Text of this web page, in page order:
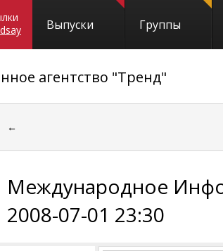
Выпуски Группы
агентство "Тренд"
←
Международное
2008-07-01 23:30